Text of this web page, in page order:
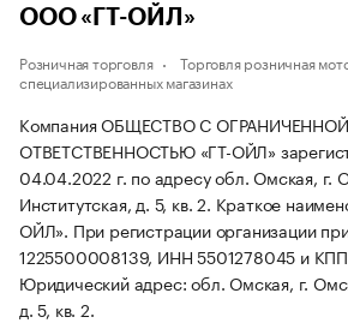
ООО «ГТ-ОЙЛ»
Розничная торговля
Торговля розничная
специализированных магазинах
Компания ОБЩЕСТВО С ОГРАНИЧЕННОЙ
ОТВЕТСТВЕННОСТЬЮ «ГТ-ОЙЛ»
04.04.2022 г. по адресу обл. Омская, г.
Институтская, д. 5, кв. 2. Краткое
ОЙЛ». При регистрации организации
1225500008139, ИНН 5501278045 и
Юридический адрес: обл. Омская, г.
д. 5, кв. 2.